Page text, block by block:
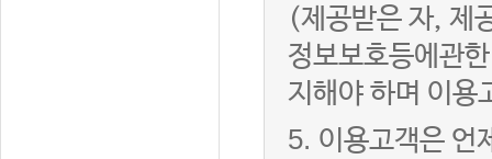
(제공받은 자, 제
정보보호등에관
지해야 하며 이용
5. 이용고객은 언